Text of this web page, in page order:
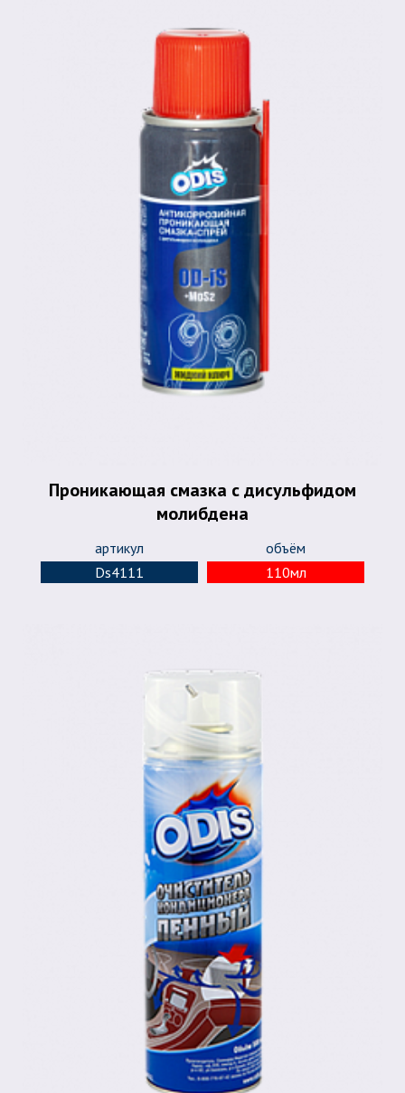
Проникающая смазка с дисульфидом
молибдена
артикул
объём
Ds4111
110мл